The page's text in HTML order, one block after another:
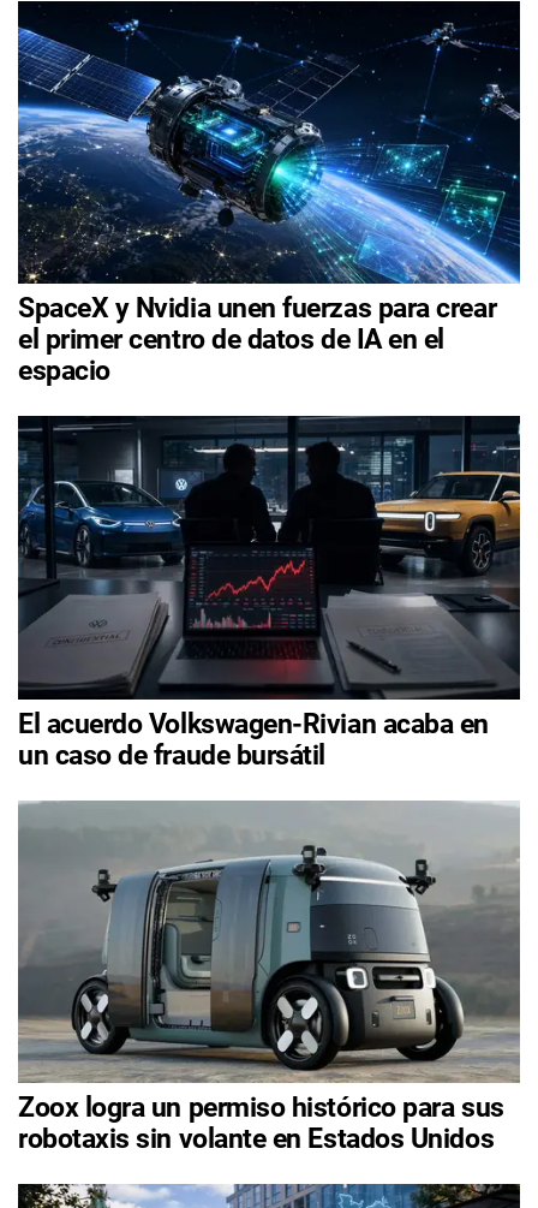
SpaceX y Nvidia unen fuerzas para crear
el primer centro de datos de IA en el
espacio
El acuerdo Volkswagen-Rivian acaba en
un caso de fraude bursátil
Zoox logra un permiso histórico para sus
robotaxis sin volante en Estados Unidos